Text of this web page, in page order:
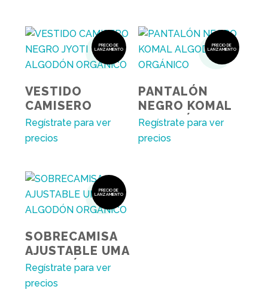
PRECIO DE
LANZAMIENTO
VESTIDO
CAMISERO
NEGRO JYOTI
ALGODÓN
ORGÁNICO
Regístrate para ver
precios
PRECIO DE
LANZAMIENTO
PANTALÓN
NEGRO KOMAL
ALGODÓN
ORGÁNICO
Regístrate para ver
precios
PRECIO DE
LANZAMIENTO
SOBRECAMISA
AJUSTABLE UMA
ALGODÓN
ORGÁNICO
Regístrate para ver
precios